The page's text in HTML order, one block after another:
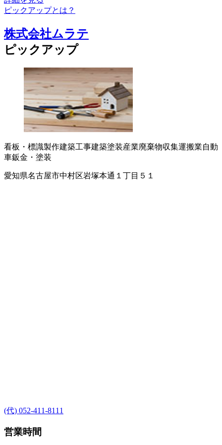
ピックアップとは？
株式会社ムラテ
ピックアップ
看板・標識製作建築工事建築塗装産業廃棄物収集運搬業自動
車鈑金・塗装
愛知県名古屋市中村区岩塚本通１丁目５１
(代) 052-411-8111
営業時間